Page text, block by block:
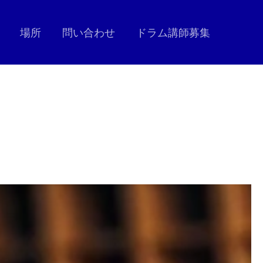
場所 問い合わせ ドラム講師募集